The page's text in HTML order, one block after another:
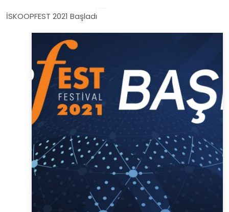
İSKOOPFEST 2021 Başladı